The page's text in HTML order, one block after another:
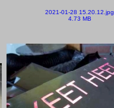
2021-01-28 15.20.12.jpg
4.73 MB